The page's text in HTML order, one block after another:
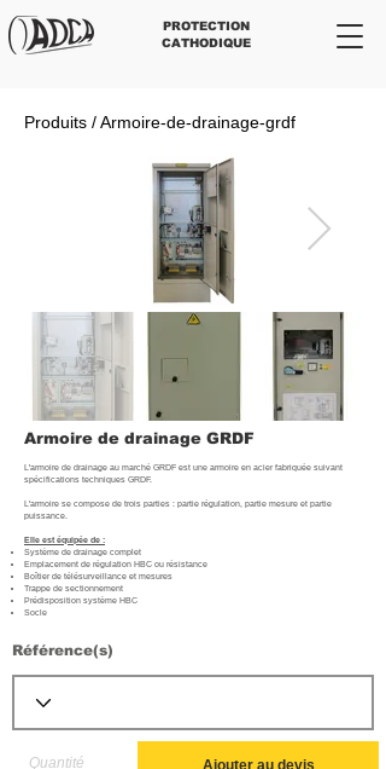
PROTECTION
CATHODIQUE
Produits / Armoire-de-drainage-grdf
Armoire de drainage GRDF
L'armoire de drainage au marché GRDF est une armoire en acier fabriquée suivant
spécifications techniques GRDF.
L'armoire se compose de trois parties : partie régulation, partie mesure et partie
puissance.
Elle est équipée de :
Système de drainage complet
Emplacement de régulation HBC ou résistance
Boîtier de télésurveillance et mesures
Trappe de sectionnement
Prédisposition système HBC
Socle
Référence(s)
Ajouter au devis